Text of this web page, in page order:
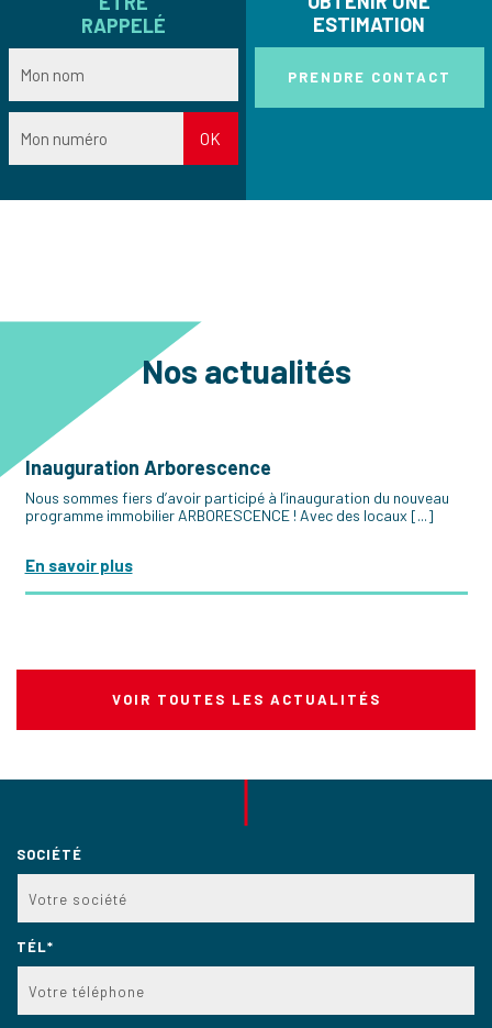
RAPPELÉ
ESTIMATION
PRENDRE CONTACT
Nos actualités
Inauguration Arborescence
Nous sommes fiers d’avoir participé à l’inauguration du nouveau
programme immobilier ARBORESCENCE ! Avec des locaux [...]
En savoir plus
VOIR TOUTES LES ACTUALITÉS
SOCIÉTÉ
TÉL*